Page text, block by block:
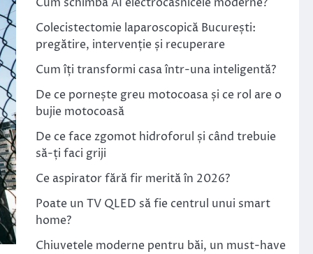
Colecistectomie laparoscopică București:
pregătire, intervenție și recuperare
Cum îți transformi casa într-una inteligentă?
De ce pornește greu motocoasa și ce rol are o
bujie motocoasă
De ce face zgomot hidroforul și când trebuie
să-ți faci griji
Ce aspirator fără fir merită în 2026?
Poate un TV QLED să fie centrul unui smart
home?
Chiuvetele moderne pentru băi, un must-have